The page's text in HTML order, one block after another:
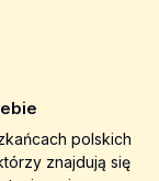
polskich
znajdują się